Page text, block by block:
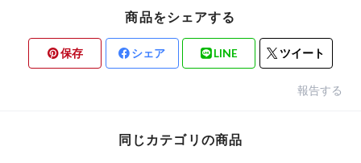
商品をシェアする
保存 シェア LINE ツイート
報告する
同じカテゴリの商品